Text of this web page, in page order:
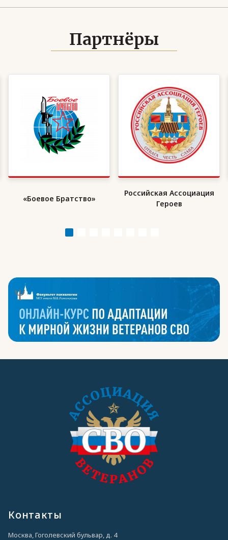
Партнёры
«Боевое Братство»
Российская Ассоциация
Героев
Контакты
Москва, Гоголевский бульвар, д. 4